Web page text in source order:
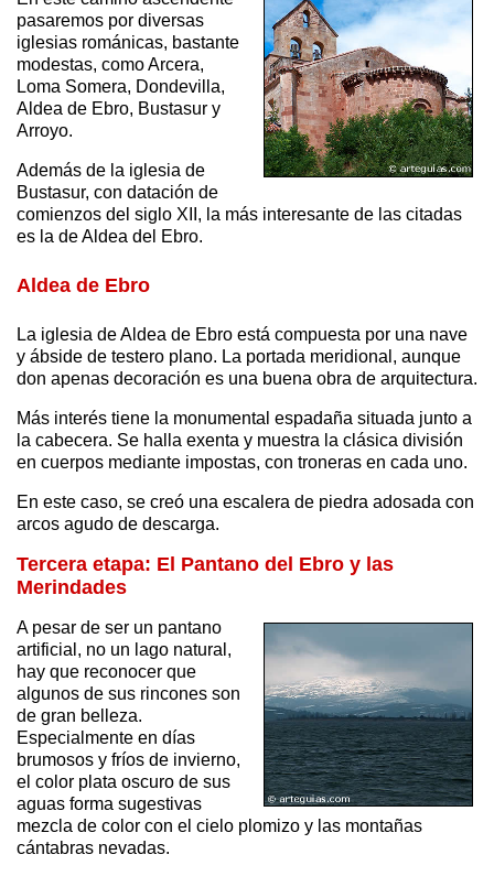
pasaremos por diversas
iglesias románicas, bastante
modestas, como Arcera,
Loma Somera, Dondevilla,
Aldea de Ebro, Bustasur y
Arroyo.
Además de la iglesia de
Bustasur, con datación de
comienzos del siglo XII, la más interesante de las citadas
es la de Aldea del Ebro.
Aldea de Ebro
La iglesia de Aldea de Ebro está compuesta por una nave
y ábside de testero plano. La portada meridional, aunque
don apenas decoración es una buena obra de arquitectura.
Más interés tiene la monumental espadaña situada junto a
la cabecera. Se halla exenta y muestra la clásica división
en cuerpos mediante impostas, con troneras en cada uno.
En este caso, se creó una escalera de piedra adosada con
arcos agudo de descarga.
Tercera etapa: El Pantano del Ebro y las
Merindades
A pesar de ser un pantano
artificial, no un lago natural,
hay que reconocer que
algunos de sus rincones son
de gran belleza.
Especialmente en días
brumosos y fríos de invierno,
el color plata oscuro de sus
aguas forma sugestivas
mezcla de color con el cielo plomizo y las montañas
cántabras nevadas.